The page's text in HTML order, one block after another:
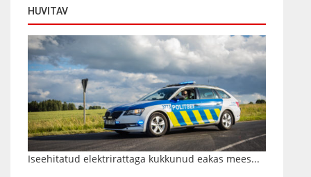
HUVITAV
Iseehitatud elektrirattaga kukkunud eakas mees...